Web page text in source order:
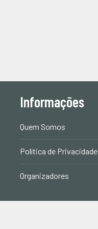
Informações
Quem Somos
Política de Privacidade
Organizadores